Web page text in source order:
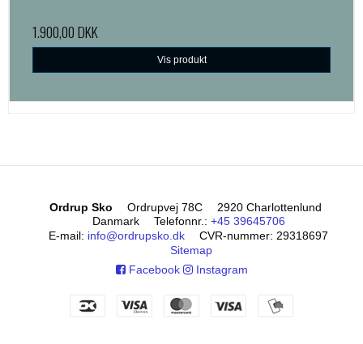
1.900,00 DKK
Vis produkt
Ordrup Sko Ordrupvej 78C
2920 Charlottenlund
Danmark
Telefonnr.: +45 39645706
E-mail: info@ordrupsko.dk CVR-nummer: 29318697
Sitemap
Facebook
Instagram